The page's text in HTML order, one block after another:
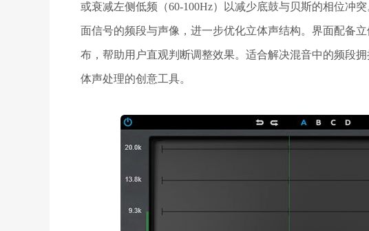
或衰减左侧低频（60-100Hz）以减少底鼓与贝斯的相位冲
面信号的频段与声像，进一步优化立体声结构。界面配备
布，帮助用户直观判断调整效果。适合解决混音中的频段
体声处理的创意工具。